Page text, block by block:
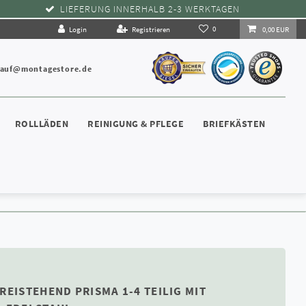
LIEFERUNG INNERHALB 2-3 WERKTAGEN
Login Registrieren 0 0,00 EUR
ROLLLÄDEN REINIGUNG & PFLEGE BRIEFKÄSTEN
PRISMA 1-4 TEILIG MIT